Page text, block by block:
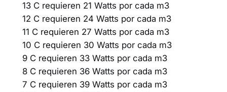
13 C requieren 21 Watts por cada m3
12 C requieren 24 Watts por cada m3
11 C requieren 27 Watts por cada m3
10 C requieren 30 Watts por cada m3
9 C requieren 33 Watts por cada m3
8 C requieren 36 Watts por cada m3
7 C requieren 39 Watts por cada m3